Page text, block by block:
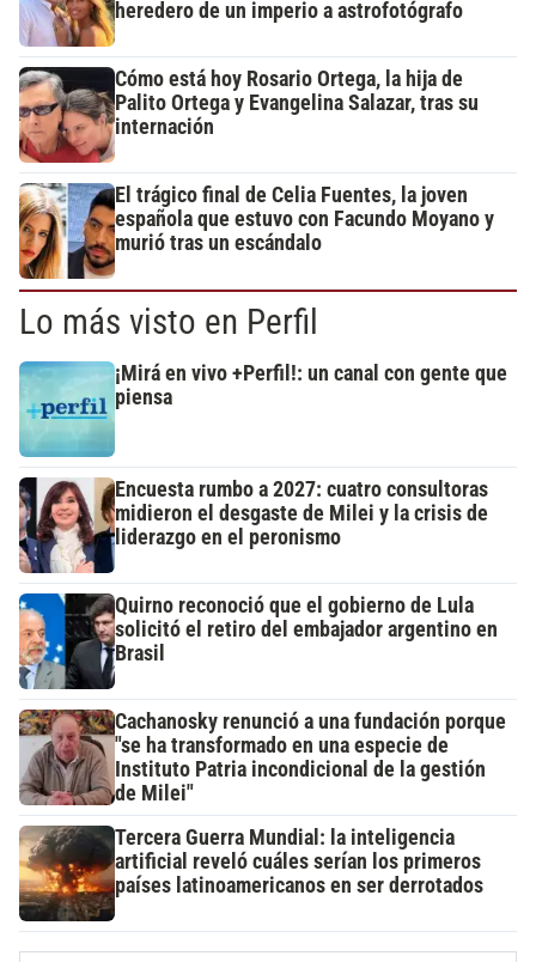
heredero de un imperio a astrofotógrafo
Cómo está hoy Rosario Ortega, la hija de
Palito Ortega y Evangelina Salazar, tras su
internación
El trágico final de Celia Fuentes, la joven
española que estuvo con Facundo Moyano y
murió tras un escándalo
Lo más visto en Perfil
¡Mirá en vivo +Perfil!: un canal con gente que
piensa
Encuesta rumbo a 2027: cuatro consultoras
midieron el desgaste de Milei y la crisis de
liderazgo en el peronismo
Quirno reconoció que el gobierno de Lula
solicitó el retiro del embajador argentino en
Brasil
Cachanosky renunció a una fundación porque
"se ha transformado en una especie de
Instituto Patria incondicional de la gestión
de Milei"
Tercera Guerra Mundial: la inteligencia
artificial reveló cuáles serían los primeros
países latinoamericanos en ser derrotados